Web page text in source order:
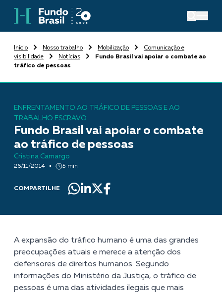
Início Nosso trabalho Mobilização
Comunicação e
visibilidade
Notícias
Fundo Brasil vai apoiar o combate ao
tráfico de pessoas
ENFRENTAMENTO AO TRÁFICO DE PESSOAS E AO
TRABALHO ESCRAVO
Fundo Brasil vai apoiar o combate
ao tráfico de pessoas
Cristina Camargo
26/11/2014 5 min
COMPARTILHE
A expansão do tráfico humano é uma das grandes
preocupações atuais e merece a atenção dos
defensores de direitos humanos. Segundo
informações do Ministério da Justiça, o tráfico de
pessoas é uma das atividades ilegais que mais